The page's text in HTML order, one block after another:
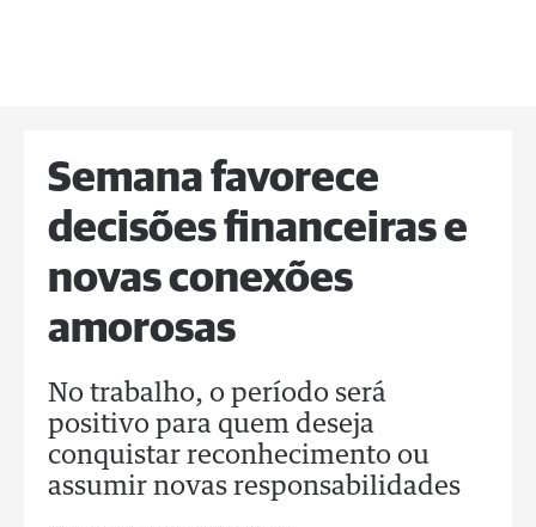
Semana favorece
decisões financeiras e
novas conexões
amorosas
No trabalho, o período será
positivo para quem deseja
conquistar reconhecimento ou
assumir novas responsabilidades